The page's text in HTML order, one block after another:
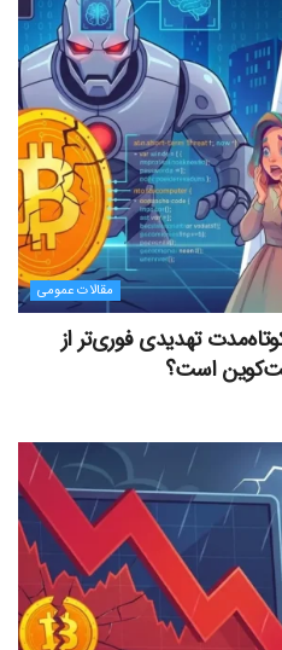
مقالات عمومی
تهدیدی فوری‌تر از
است؟